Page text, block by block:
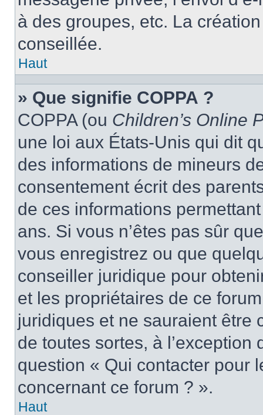
à des groupes, etc. La
conseillée.
Haut
» Que signifie COPPA ?
COPPA (ou Children’s Online
une loi aux États-Unis qui dit
des informations de mineurs
consentement écrit des
de ces informations
ans. Si vous n’êtes pas sûr
vous enregistrez ou que
conseiller juridique pour
et les propriétaires de ce
juridiques et ne sauraient être
de toutes sortes, à
question « Qui contacter pour
concernant ce forum ? ».
Haut